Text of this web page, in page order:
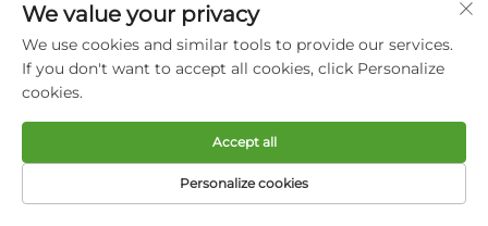
We value your privacy
We use cookies and similar tools to provide our services.
If you don't want to accept all cookies, click Personalize
cookies.
Personalize cookies
Accept all